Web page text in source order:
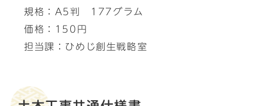
規格：A5判 177グラム
価格：150円
担当課：ひめじ創生戦略室